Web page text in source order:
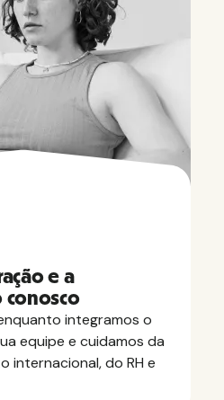
e a
conosco
integramos o
equipe e cuidamos da
internacional, do RH e